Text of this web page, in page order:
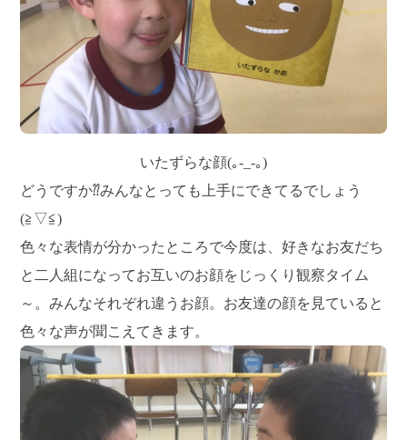
いたずらな顔(｡-_-｡)
どうですか⁇みんなとっても上手にできてるでしょう
(≧▽≦)
色々な表情が分かったところで今度は、好きなお友だち
と二人組になってお互いのお顔をじっくり観察タイム
～。みんなそれぞれ違うお顔。お友達の顔を見ていると
色々な声が聞こえてきます。